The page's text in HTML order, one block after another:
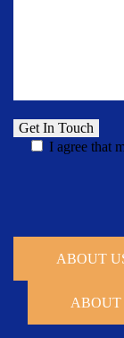
I agree that
ABOUT
ABOUT